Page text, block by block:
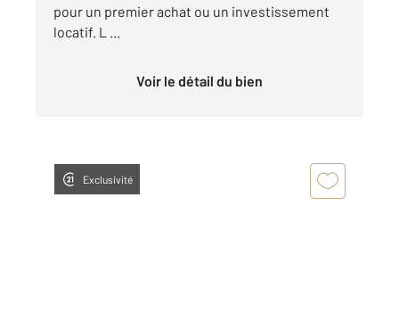
pour un premier achat ou un investissement
locatif. L ...
Voir le détail du bien
Exclusivité